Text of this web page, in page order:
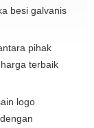
besi galvanis
pihak
terbaik
logo